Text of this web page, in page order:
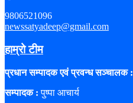
9806521096
newssatyadeep@gmail.com
हाम्रो टीम
प्रधान सम्पादक एवं प्रवन्ध सञ्चालक :
सम्पादक : पुष्पा आचार्य